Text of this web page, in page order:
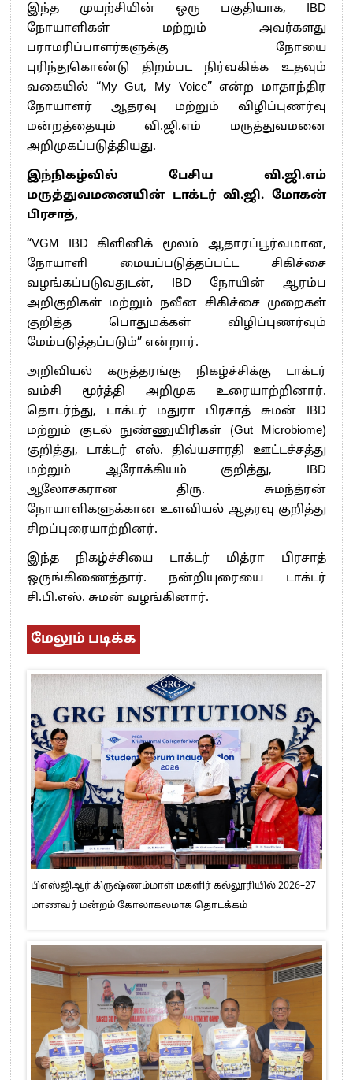
இந்த முயற்சியின் ஒரு பகுதியாக, IBD
நோயாளிகள் மற்றும் அவர்களது
பராமரிப்பாளர்களுக்கு நோயை
புரிந்துகொண்டு திறம்பட நிர்வகிக்க உதவும்
வகையில் “My Gut, My Voice” என்ற மாதாந்திர
நோயாளர் ஆதரவு மற்றும் விழிப்புணர்வு
மன்றத்தையும் வி.ஜி.எம் மருத்துவமனை
அறிமுகப்படுத்தியது.
இந்நிகழ்வில் பேசிய வி.ஜி.எம்
மருத்துவமனையின் டாக்டர் வி.ஜி. மோகன்
பிரசாத்,
“VGM IBD கிளினிக் மூலம் ஆதாரப்பூர்வமான,
நோயாளி மையப்படுத்தப்பட்ட சிகிச்சை
வழங்கப்படுவதுடன், IBD நோயின் ஆரம்ப
அறிகுறிகள் மற்றும் நவீன சிகிச்சை முறைகள்
குறித்த பொதுமக்கள் விழிப்புணர்வும்
மேம்படுத்தப்படும்” என்றார்.
அறிவியல் கருத்தரங்கு நிகழ்ச்சிக்கு டாக்டர்
வம்சி மூர்த்தி அறிமுக உரையாற்றினார்.
தொடர்ந்து, டாக்டர் மதுரா பிரசாத் சுமன் IBD
மற்றும் குடல் நுண்ணுயிரிகள் (Gut Microbiome)
குறித்து, டாக்டர் எஸ். திவ்யசாரதி ஊட்டச்சத்து
மற்றும் ஆரோக்கியம் குறித்து, IBD
ஆலோசகரான திரு. சுமந்த்ரன்
நோயாளிகளுக்கான உளவியல் ஆதரவு குறித்து
சிறப்புரையாற்றினர்.
இந்த நிகழ்ச்சியை டாக்டர் மித்ரா பிரசாத்
ஒருங்கிணைத்தார். நன்றியுரையை டாக்டர்
சி.பி.எஸ். சுமன் வழங்கினார்.
மேலும் படிக்க
பிஎஸ்ஜிஆர் கிருஷ்ணம்மாள் மகளிர் கல்லூரியில் 2026–27
மாணவர் மன்றம் கோலாகலமாக தொடக்கம்